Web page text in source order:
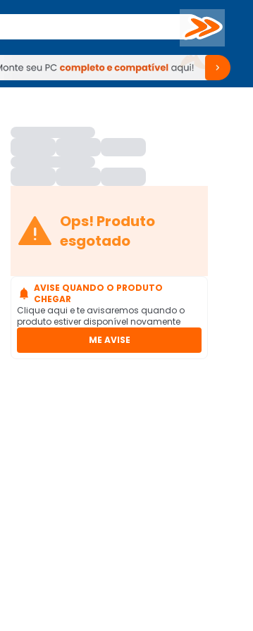
Buscar
Periféricos TV Venda no KaBuM!
TV Venda no KaBuM!
 Ops! Produto
esgotado
 AVISE QUANDO O PRODUTO
CHEGAR
Clique aqui e te avisaremos quando o
produto estiver disponível novamente
ME AVISE